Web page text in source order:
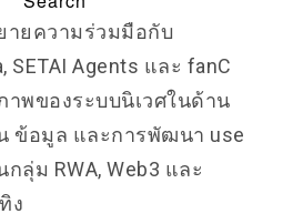
ายความร่วมมือกับ
SETAI Agents และ fanC
าพของระบบนิเวศในด้าน
ข้อมูล และการพัฒนา use
ลุ่ม RWA, Web3 และ
ง